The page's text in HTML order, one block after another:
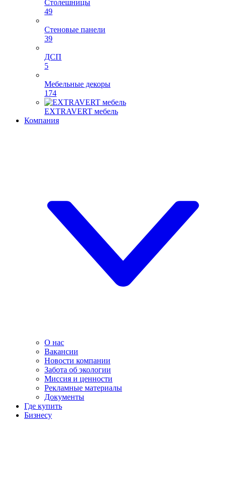
Столешницы
49
Стеновые панели
39
ДСП
5
Мебельные декоры
174
EXTRAVERT мебель
Компания
О нас
Вакансии
Новости компании
Забота об экологии
Миссия и ценности
Рекламные материалы
Документы
Где купить
Бизнесу